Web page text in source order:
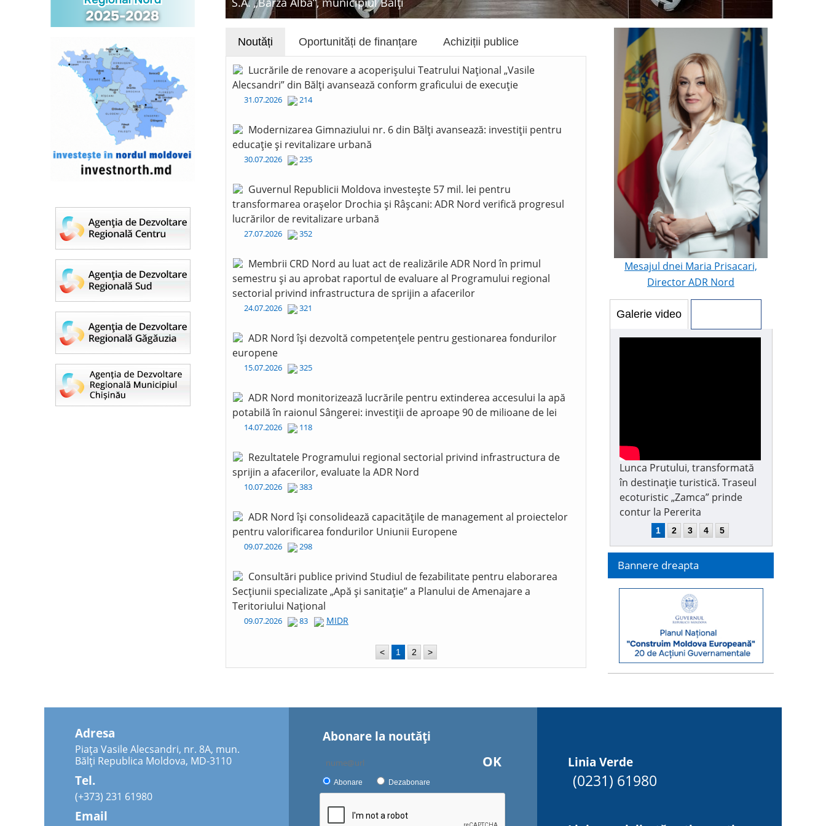
Noutăți Oportunități de finanțare Achiziții publice
Lucrările de renovare a acoperișului Teatrului Național „Vasile
Alecsandri” din Bălți avansează conform graficului de execuție
31.07.2026 214
Modernizarea Gimnaziului nr. 6 din Bălți avansează: investiții pentru
educație și revitalizare urbană
30.07.2026 235
Guvernul Republicii Moldova investește 57 mil. lei pentru
transformarea orașelor Drochia și Râșcani: ADR Nord verifică progresul
lucrărilor de revitalizare urbană
27.07.2026 352
Membrii CRD Nord au luat act de realizările ADR Nord în primul
semestru și au aprobat raportul de evaluare al Programului regional
sectorial privind infrastructura de sprijin a afacerilor
24.07.2026 321
ADR Nord își dezvoltă competențele pentru gestionarea fondurilor
europene
15.07.2026 325
ADR Nord monitorizează lucrările pentru extinderea accesului la apă
potabilă în raionul Sângerei: investiții de aproape 90 de milioane de lei
14.07.2026 118
Rezultatele Programului regional sectorial privind infrastructura de
sprijin a afacerilor, evaluate la ADR Nord
10.07.2026 383
ADR Nord își consolidează capacitățile de management al proiectelor
pentru valorificarea fondurilor Uniunii Europene
09.07.2026 298
Consultări publice privind Studiul de fezabilitate pentru elaborarea
Secțiunii specializate „Apă și sanitație” a Planului de Amenajare a
Teritoriului Național
09.07.2026 83 MIDR
< 1 2 >
Mesajul dnei Maria Prisacari,
Director ADR Nord
Galerie video
Lunca Prutului, transformată
în destinație turistică. Traseul
ecoturistic „Zamca” prinde
contur la Pererita
1 2 3 4 5
Bannere dreapta
Adresa
Piața Vasile Alecsandri, nr. 8A, mun.
Bălți Republica Moldova, MD-3110
Tel.
(+373) 231 61980
Email
Abonare la noutăţi
OK
Abonare Dezabonare
Linia Verde
(0231) 61980